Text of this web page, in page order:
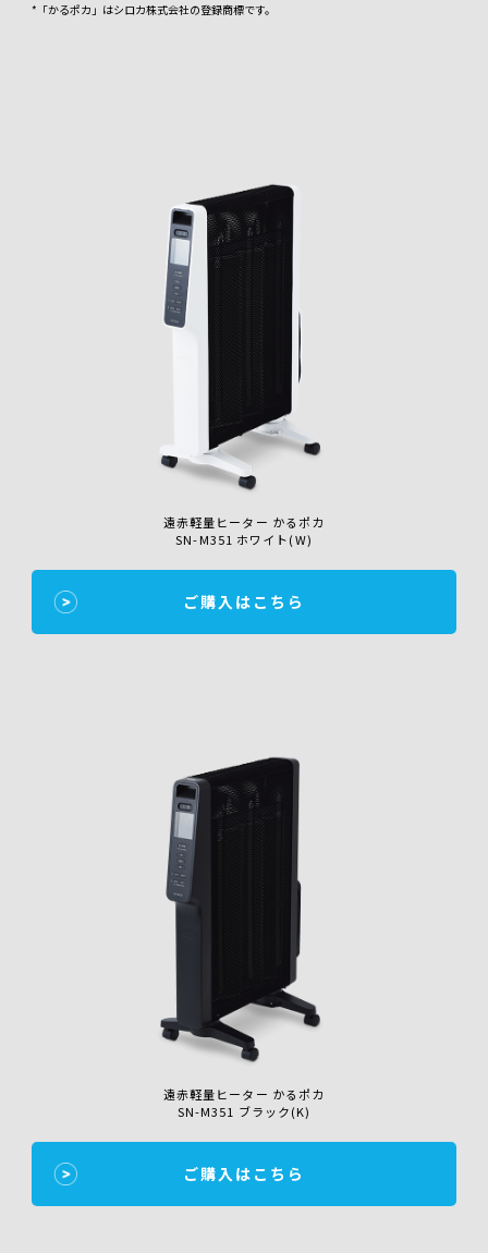
*「かるポカ」はシロカ株式会社の登録商標です。
遠赤軽量ヒーター かるポカ
SN-M351 ホワイト(W)
ご購入はこちら
遠赤軽量ヒーター かるポカ
SN-M351 ブラック(K)
ご購入はこちら